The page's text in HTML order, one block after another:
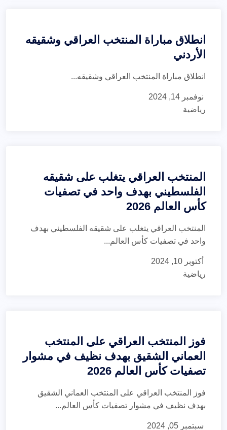
انطلاق مباراة المنتخب العراقي وشقيقه
الأردني
انطلاق مباراة المنتخب العراقي وشقيقه...
نوفمبر 14, 2024
رياضية
المنتخب العراقي يتغلب على شقيقه
الفلسطيني بهدف واحد في تصفيات
كأس العالم 2026
المنتخب العراقي يتغلب على شقيقه الفلسطيني بهدف
واحد في تصفيات كأس العالم...
أكتوبر 10, 2024
رياضية
فوز المنتخب العراقي على المنتخب
العماني الشقيق بهدف نظيف في مشوار
تصفيات كأس العالم 2026
فوز المنتخب العراقي على المنتخب العماني الشقيق
بهدف نظيف في مشوار تصفيات كأس العالم...
سبتمبر 05, 2024